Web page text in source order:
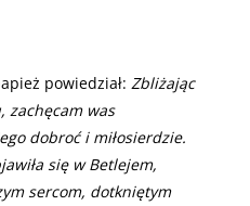
powiedział: Zbliżając
zachęcam was
dobroć i miłosierdzie.
się w Betlejem,
sercom, dotkniętym